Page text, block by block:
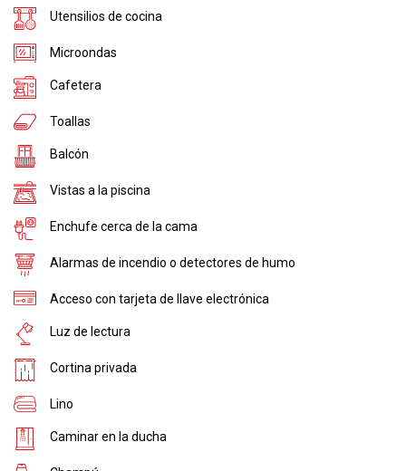
Utensilios de cocina
Microondas
Cafetera
Toallas
Balcón
Vistas a la piscina
Enchufe cerca de la cama
Alarmas de incendio o detectores de humo
Acceso con tarjeta de llave electrónica
Luz de lectura
Cortina privada
Lino
Caminar en la ducha